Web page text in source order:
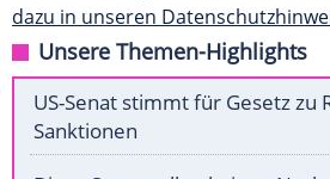
dazu in unseren
Unsere Themen-Highlights
US-Senat stimmt für Gesetz zu
Sanktionen